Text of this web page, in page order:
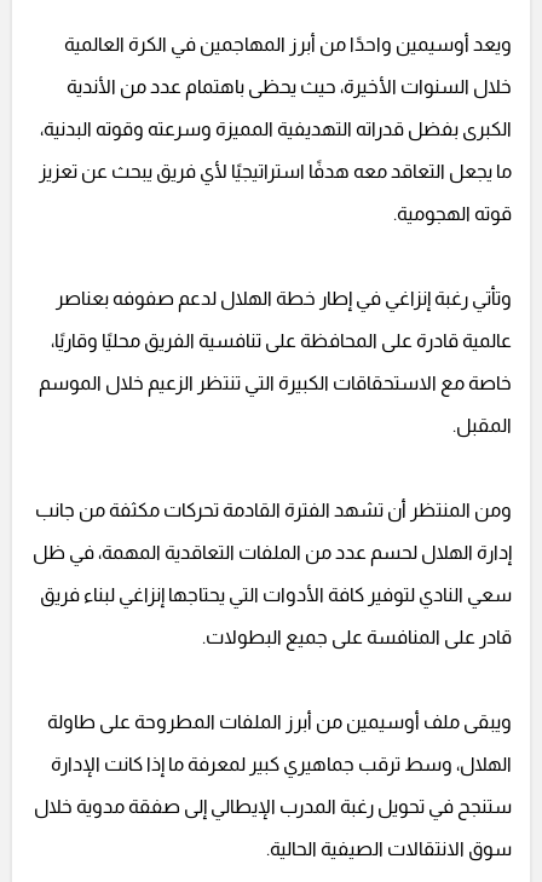
ويعد أوسيمين واحدًا من أبرز المهاجمين في الكرة العالمية
خلال السنوات الأخيرة، حيث يحظى باهتمام عدد من الأندية
الكبرى بفضل قدراته التهديفية المميزة وسرعته وقوته البدنية،
ما يجعل التعاقد معه هدفًا استراتيجيًا لأي فريق يبحث عن تعزيز
قوته الهجومية.
وتأتي رغبة إنزاغي في إطار خطة الهلال لدعم صفوفه بعناصر
عالمية قادرة على المحافظة على تنافسية الفريق محليًا وقاريًا،
خاصة مع الاستحقاقات الكبيرة التي تنتظر الزعيم خلال الموسم
المقبل.
ومن المنتظر أن تشهد الفترة القادمة تحركات مكثفة من جانب
إدارة الهلال لحسم عدد من الملفات التعاقدية المهمة، في ظل
سعي النادي لتوفير كافة الأدوات التي يحتاجها إنزاغي لبناء فريق
قادر على المنافسة على جميع البطولات.
ويبقى ملف أوسيمين من أبرز الملفات المطروحة على طاولة
الهلال، وسط ترقب جماهيري كبير لمعرفة ما إذا كانت الإدارة
ستنجح في تحويل رغبة المدرب الإيطالي إلى صفقة مدوية خلال
سوق الانتقالات الصيفية الحالية.